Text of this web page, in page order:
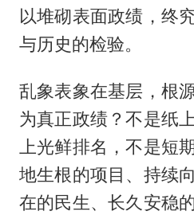
以堆砌表面政绩，终
与历史的检验。
乱象表象在基层，根
为真正政绩？不是纸
上光鲜排名，不是短
地生根的项目、持续
在的民生、长久安稳